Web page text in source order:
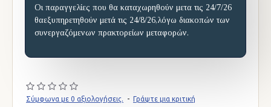
Οι παραγγελίες που θα καταχωρηθούν μετα τις 24/7/26
θαεξυπηρετηθούν μετά τις 24/8/26,λόγω διακοπών των
συνεργαζόμενων πρακτορείων μεταφορών.
Σύμφωνα με 0 αξιολογήσεις. - Γράψτε μια κριτική